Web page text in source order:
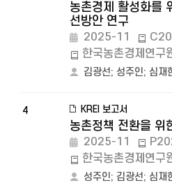
농촌경제 활성화를
선방안 연구
2025-11
한국농촌경제연구
김광선; 성주인; 심재
4 KREI 보고서
농촌정책 전환을 위
2025-11
한국농촌경제연구
성주인; 김광선; 심재